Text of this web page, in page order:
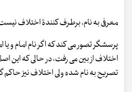
معرفی به نام، برطرف کنندة اختلاف
پرسشگر تصور می کند که اگر نام امام و یا
اختلاف از بین می رفت، در حالی که این
تصریح به نام شده ولی اختلاف نیز